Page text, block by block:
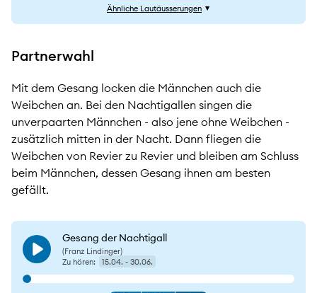
Ähnliche Lautäusserungen
Partnerwahl
Mit dem Gesang locken die Männchen auch die
Weibchen an. Bei den Nachtigallen singen die
unverpaarten Männchen - also jene ohne Weibchen -
zusätzlich mitten in der Nacht. Dann fliegen die
Weibchen von Revier zu Revier und bleiben am Schluss
beim Männchen, dessen Gesang ihnen am besten
gefällt.
Play
Gesang der Nachtigall
(Franz Lindinger)
Zu hören:
15.04. - 30.06.